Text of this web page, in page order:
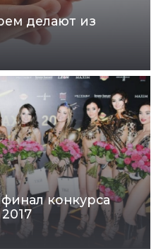
делают из
конкурса